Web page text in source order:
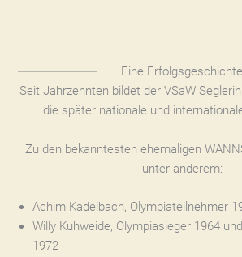
Eine Erfolgsgeschichte
Seit Jahrzehnten bildet der VSaW
die später nationale und
Zu den bekanntesten ehemaligen
unter anderem:
Achim Kadelbach, Olympiateilnehmer
Willy Kuhweide, Olympiasieger 1964
1972